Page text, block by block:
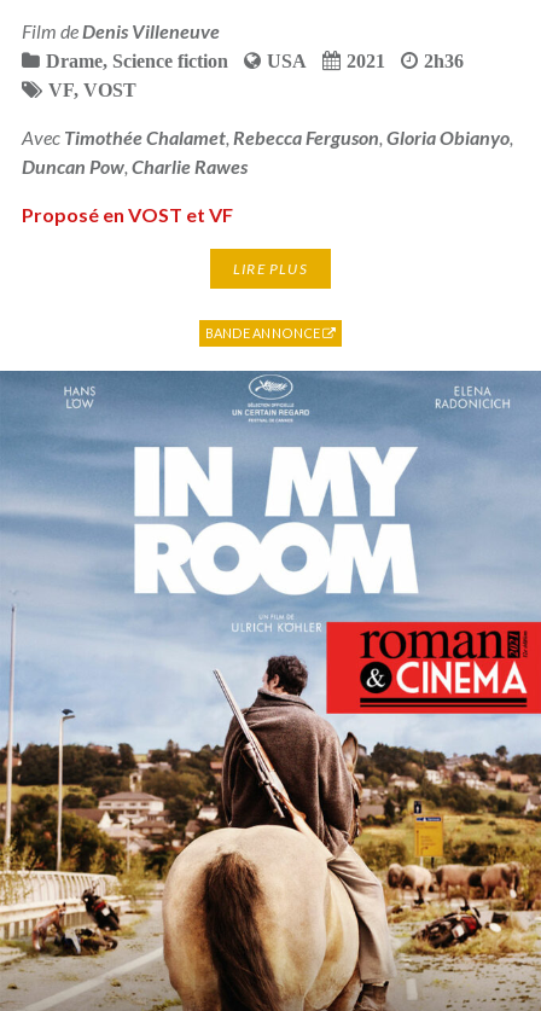
Film deDenis Villeneuve
Drame, Science fiction USA 2021
2h36
VF, VOST
Avec Timothée Chalamet, Rebecca Ferguson, Gloria Obianyo,
Duncan Pow, Charlie Rawes
Proposé en VOST et VF
LIRE PLUS
BANDE ANNONCE